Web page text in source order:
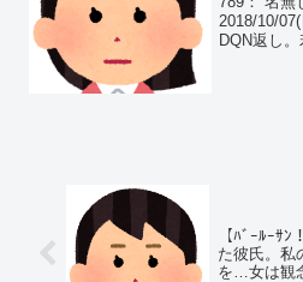
れ…
2018/10/
DQN返し
【ﾊﾞｰﾙｰｻﾝ
た彼氏。私
を…女は観